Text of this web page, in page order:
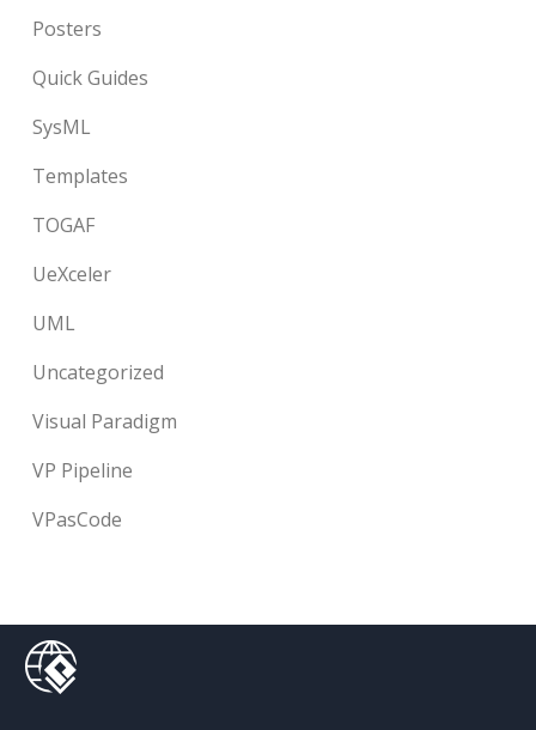
Posters
Quick Guides
SysML
Templates
TOGAF
UeXceler
UML
Uncategorized
Visual Paradigm
VP Pipeline
VPasCode